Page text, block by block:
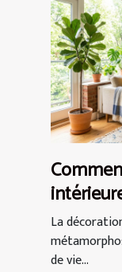
votre
La
de vie...